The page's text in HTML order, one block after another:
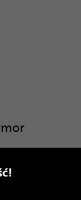
nie